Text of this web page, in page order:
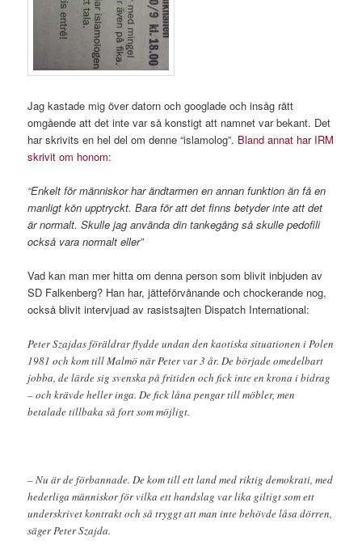
Jag kastade mig över datorn och googlade och insåg rätt
omgående att det inte var så konstigt att namnet var bekant. Det
har skrivits en hel del om denne “islamolog”. Bland annat har IRM
skrivit om honom:
“Enkelt för människor har ändtarmen en annan funktion än få en
manligt kön upptryckt. Bara för att det finns betyder inte att det
är normalt. Skulle jag använda din tankegång så skulle pedofili
också vara normalt eller”
Vad kan man mer hitta om denna person som blivit inbjuden av
SD Falkenberg? Han har, jätteförvånande och chockerande nog,
också blivit intervjuad av rasistsajten Dispatch International:
Peter Szajdas föräldrar flydde undan den kaotiska situationen i Polen
1981 och kom till Malmö när Peter var 3 år. De började omedelbart
jobba, de lärde sig svenska på fritiden och fick inte en krona i bidrag
– och krävde heller inga. De fick låna pengar till möbler, men
betalade tillbaka så fort som möjligt.
– Nu är de förbannade. De kom till ett land med riktig demokrati, med
hederliga människor för vilka ett handslag var lika giltigt som ett
underskrivet kontrakt och så tryggt att man inte behövde låsa dörren,
säger Peter Szajda.